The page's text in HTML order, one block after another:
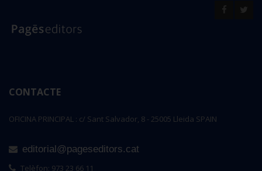
CONTACTE
OFICINA PRINCIPAL : c/ Sant Salvador, 8 - 25005 Lleida SPAIN
editorial@pageseditors.cat
Telèfon: 973 23 66 11